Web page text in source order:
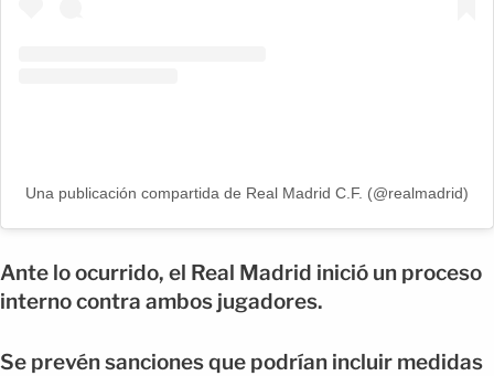
Una publicación compartida de Real Madrid C.F. (@realmadrid)
Ante lo ocurrido, el Real Madrid inició un proceso
interno contra ambos jugadores.
Se prevén sanciones que podrían incluir medidas